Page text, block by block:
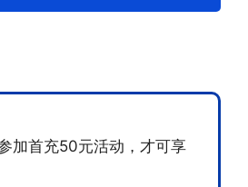
加首充50元活动，才可享